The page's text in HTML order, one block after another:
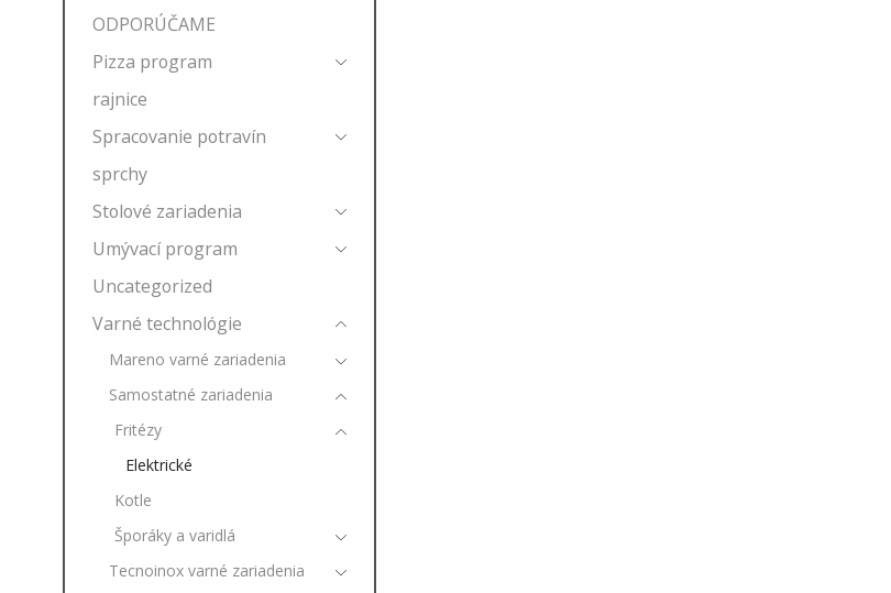
ODPORÚČAME
Pizza program
rajnice
Spracovanie potravín
sprchy
Stolové zariadenia
Umývací program
Uncategorized
Varné technológie
Mareno varné zariadenia
Samostatné zariadenia
Fritézy
Elektrické
Kotle
Šporáky a varidlá
Tecnoinox varné zariadenia